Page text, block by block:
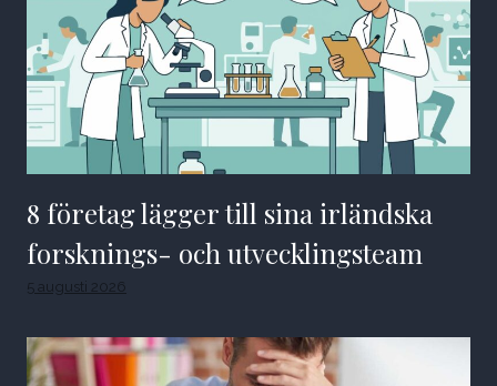
8 företag lägger till sina irländska
forsknings- och utvecklingsteam
5 augusti 2026